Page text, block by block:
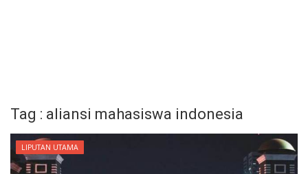
Tag : aliansi mahasiswa indonesia
LIPUTAN UTAMA